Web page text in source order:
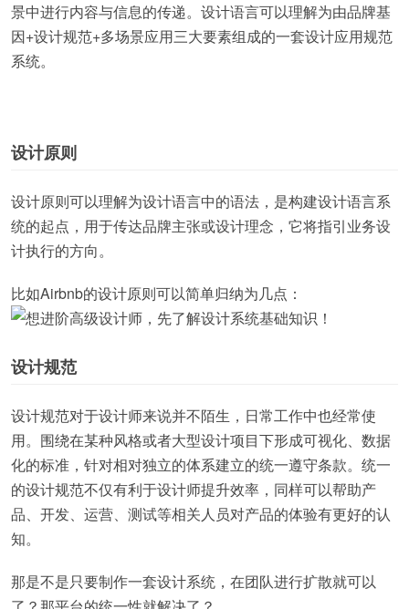
景中进行内容与信息的传递。设计语言可以理解为由品牌基
因+设计规范+多场景应用三大要素组成的一套设计应用规范
系统。
设计原则
设计原则可以理解为设计语言中的语法，是构建设计语言系
统的起点，用于传达品牌主张或设计理念，它将指引业务设
计执行的方向。
比如Airbnb的设计原则可以简单归纳为几点：
设计规范
设计规范对于设计师来说并不陌生，日常工作中也经常使
用。围绕在某种风格或者大型设计项目下形成可视化、数据
化的标准，针对相对独立的体系建立的统一遵守条款。统一
的设计规范不仅有利于设计师提升效率，同样可以帮助产
品、开发、运营、测试等相关人员对产品的体验有更好的认
知。
那是不是只要制作一套设计系统，在团队进行扩散就可以